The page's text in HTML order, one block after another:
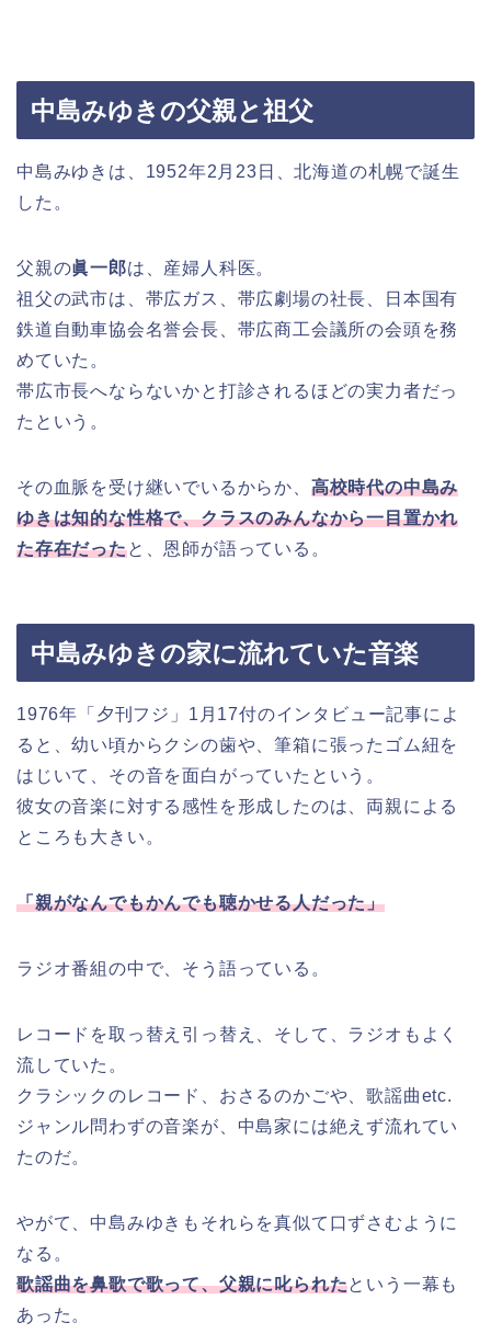
中島みゆきの父親と祖父
中島みゆきは、1952年2月23日、北海道の札幌で誕生
した。
父親の眞一郎は、産婦人科医。
祖父の武市は、帯広ガス、帯広劇場の社長、日本国有
鉄道自動車協会名誉会長、帯広商工会議所の会頭を務
めていた。
帯広市長へならないかと打診されるほどの実力者だっ
たという。
その血脈を受け継いでいるからか、 高校時代の中島み
ゆきは知的な性格で、クラスのみんなから一目置かれ
た存在だったと、恩師が語っている。
中島みゆきの家に流れていた音楽
1976年「夕刊フジ」1月17付のインタビュー記事によ
ると、幼い頃からクシの歯や、筆箱に張ったゴム紐を
はじいて、その音を面白がっていたという。
彼女の音楽に対する感性を形成したのは、両親による
ところも大きい。
「親がなんでもかんでも聴かせる人だった」
ラジオ番組の中で、そう語っている。
レコードを取っ替え引っ替え、そして、ラジオもよく
流していた。
クラシックのレコード、おさるのかごや、歌謡曲etc.
ジャンル問わずの音楽が、中島家には絶えず流れてい
たのだ。
やがて、中島みゆきもそれらを真似て口ずさむように
なる。
歌謡曲を鼻歌で歌って、父親に叱られたという一幕も
あった。